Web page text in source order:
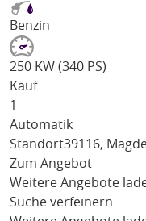
Benzin
250 KW (340 PS)
Kauf
1
Automatik
Standort39116,
Zum Angebot
Weitere Angebote
Suche verfeinern